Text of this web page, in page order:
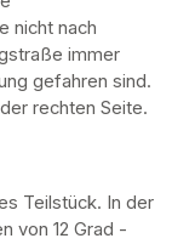
nicht nach
immer
gefahren sind.
rechten Seite.
Teilstück. In der
von 12 Grad -